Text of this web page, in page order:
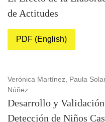
de Actitudes
PDF (English)
Verónica Martínez, Paula
Núñez
Desarrollo y
Detección de Niños